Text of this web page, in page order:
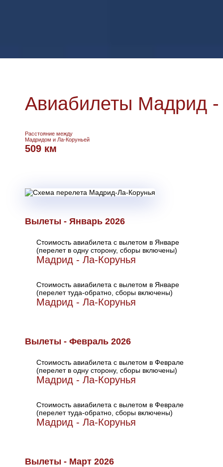
Авиабилеты Мадрид -
Расстояние между
Мадридом и Ла-Коруньей
509 км
Вылеты - Январь 2026
Стоимость авиабилета с вылетом в Январе
(перелет в одну сторону, сборы включены)
Мадрид - Ла-Корунья
Стоимость авиабилета с вылетом в Январе
(перелет туда-обратно, сборы включены)
Мадрид - Ла-Корунья
Вылеты - Февраль 2026
Стоимость авиабилета с вылетом в Феврале
(перелет в одну сторону, сборы включены)
Мадрид - Ла-Корунья
Стоимость авиабилета с вылетом в Феврале
(перелет туда-обратно, сборы включены)
Мадрид - Ла-Корунья
Вылеты - Март 2026